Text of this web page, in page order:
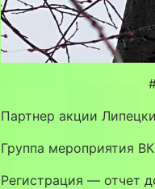
Партнер акции
Группа мероприятия ВК
Регистрация — отчет